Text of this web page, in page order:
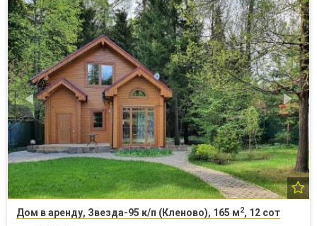
Дом в аренду, Звезда-95 к/п (Кленово), 165 м2, 12 сот